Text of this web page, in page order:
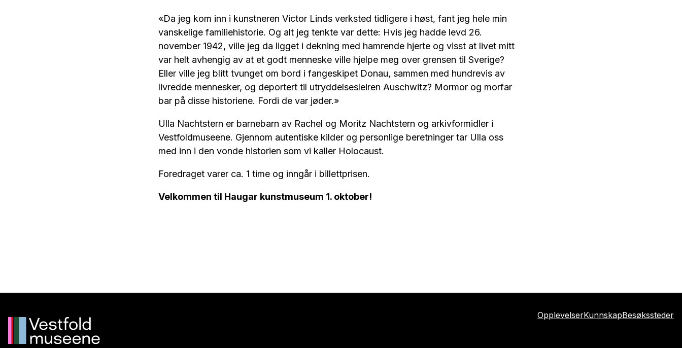
«Da jeg kom inn i kunstneren Victor Linds verksted tidligere i høst, fant jeg hele min
vanskelige familiehistorie. Og alt jeg tenkte var dette: Hvis jeg hadde levd 26.
november 1942, ville jeg da ligget i dekning med hamrende hjerte og visst at livet mitt
var helt avhengig av at et godt menneske ville hjelpe meg over grensen til Sverige?
Eller ville jeg blitt tvunget om bord i fangeskipet Donau, sammen med hundrevis av
livredde mennesker, og deportert til utryddelsesleiren Auschwitz? Mormor og morfar
bar på disse historiene. Fordi de var jøder.»
Ulla Nachtstern er barnebarn av Rachel og Moritz Nachtstern og arkivformidler i
Vestfoldmuseene. Gjennom autentiske kilder og personlige beretninger tar Ulla oss
med inn i den vonde historien som vi kaller Holocaust.
Foredraget varer ca. 1 time og inngår i billettprisen.
Velkommen til Haugar kunstmuseum 1. oktober!
OpplevelserKunnskapBesøkssteder